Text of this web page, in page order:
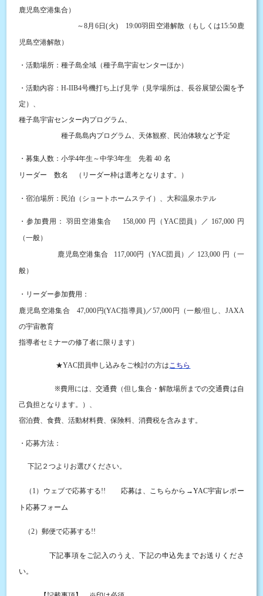
鹿児島空港集合）
～8月 6日(火) 19:00羽田空港解散（もしくは15:50鹿
児島空港解散）
・活動場所：種子島全域（種子島宇宙センターほか）
・活動内容：H-IIB4号機打ち上げ見学（見学場所は、長谷展望公園を予
定） 、
種子島宇宙センター内プログラム、
種子島島内プログラム、天体観察、民泊体験など予定
・募集人数：小学4年生～中学3年生先着40 名
リーダー 数名
（リーダー枠は選考となります。）
・宿泊場所：民泊（ショートホームステイ）、大和温泉ホテル
・参加費用：羽田空港集合 158,000 円（ YAC団員）／ 167,000 円
（一般）
鹿児島空港集合 117,000円 （YAC団員）／ 123,000 円（一
般）
・ リーダー参加費用：
鹿児島空港集合47,000円(YAC指導員)／57,000円（一般/但し、 JAXA
の宇宙教育
指導者セミナーの修了者に限ります）
★YAC団員申し込みをご検討の方はこちら
※費用には、交通費（但し集合・解散場所までの交通費は自
己負担となります。） 、
宿泊費、食費、活動材料費、保険料、消費税を含みます。
・応募方法：
下記２つよりお選びください。
（ 1 ）ウェブで応募する!! 応募は、こちらから →YAC宇宙レポー
ト 応募フォーム
（2）郵便で応募する!!
下記事項をご記入のうえ、下記の申込先までお送りくださ
い。